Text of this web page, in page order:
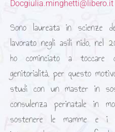
Docgiulia.minghetti@libero.it
Sono laureata in scienze
lavorato negli asili nido, nel
ho cominciato a toccare
genitorialità, per questo
studi con un master in
consulenza perinatale in
sostenere le mamme e i